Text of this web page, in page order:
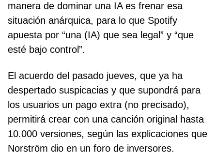
manera de dominar una IA es frenar esa
situación anárquica, para lo que Spotify
apuesta por “una (IA) que sea legal” y “que
esté bajo control”.
El acuerdo del pasado jueves, que ya ha
despertado suspicacias y que supondrá para
los usuarios un pago extra (no precisado),
permitirá crear con una canción original hasta
10.000 versiones, según las explicaciones que
Norström dio en un foro de inversores.